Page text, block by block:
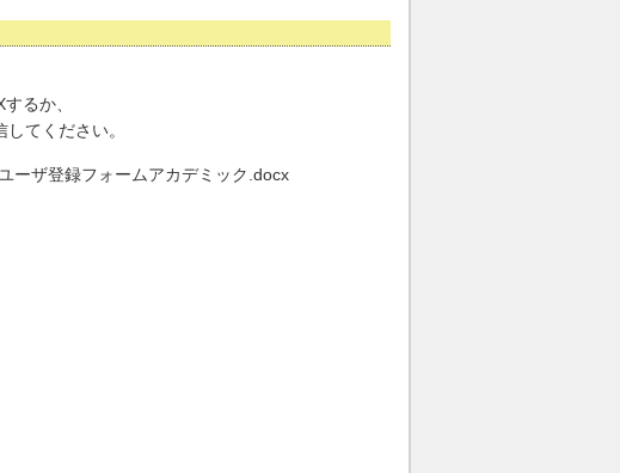
るか、
てください。
ーザ登録フォームアカデミック.docx